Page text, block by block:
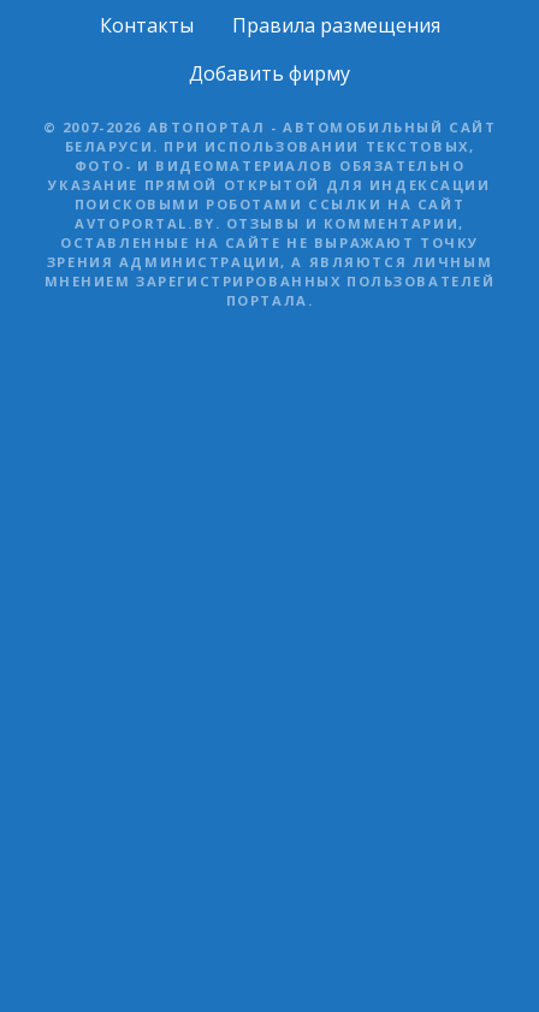
Контакты
Правила размещения
Добавить фирму
© 2007-2026 АВТОПОРТАЛ - АВТОМОБИЛЬНЫЙ САЙТ
БЕЛАРУСИ. ПРИ ИСПОЛЬЗОВАНИИ ТЕКСТОВЫХ,
ФОТО- И ВИДЕОМАТЕРИАЛОВ ОБЯЗАТЕЛЬНО
УКАЗАНИЕ ПРЯМОЙ ОТКРЫТОЙ ДЛЯ ИНДЕКСАЦИИ
ПОИСКОВЫМИ РОБОТАМИ ССЫЛКИ НА САЙТ
AVTOPORTAL.BY. ОТЗЫВЫ И КОММЕНТАРИИ,
ОСТАВЛЕННЫЕ НА САЙТЕ НЕ ВЫРАЖАЮТ ТОЧКУ
ЗРЕНИЯ АДМИНИСТРАЦИИ, А ЯВЛЯЮТСЯ ЛИЧНЫМ
МНЕНИЕМ ЗАРЕГИСТРИРОВАННЫХ ПОЛЬЗОВАТЕЛЕЙ
ПОРТАЛА.